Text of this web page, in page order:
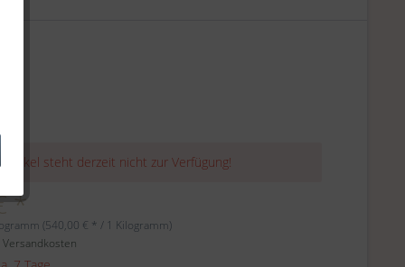
Artikel steht derzeit nicht zur Verfügung!
*
(540,00 € * / 1 Kilogramm)
Versandkosten